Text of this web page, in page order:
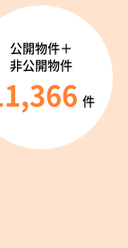
公開物件＋
非公開物件
件